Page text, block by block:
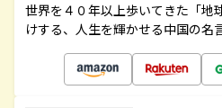
世界を４０年以上歩いてきた「地
けする、人生を輝かせる中国の名